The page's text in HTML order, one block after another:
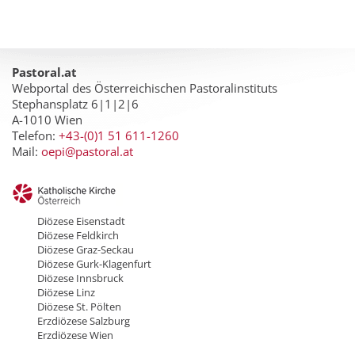
Pastoral.at
Webportal des Österreichischen Pastoralinstituts
Stephansplatz 6|1|2|6
A-1010 Wien
Telefon: +43-(0)1 51 611-1260
Mail: oepi@pastoral.at
Diözese Eisenstadt
Diözese Feldkirch
Diözese Graz-Seckau
Diözese Gurk-Klagenfurt
Diözese Innsbruck
Diözese Linz
Diözese St. Pölten
Erzdiözese Salzburg
Erzdiözese Wien